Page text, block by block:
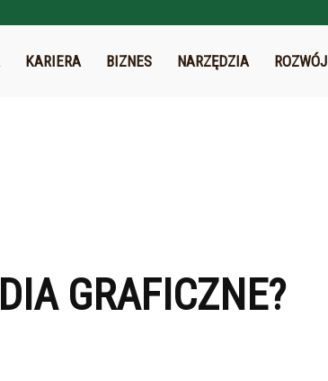
KARIERA BIZNES NARZĘDZIA ROZWÓJ
GRAFICZNE?